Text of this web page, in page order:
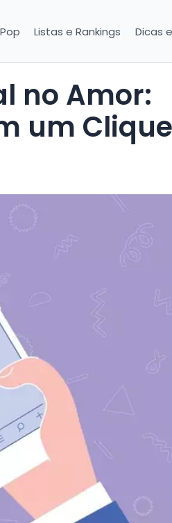
Listas e Rankings Dicas
um Clique